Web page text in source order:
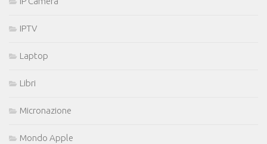
IPTV
Laptop
Libri
Micronazione
Mondo Apple